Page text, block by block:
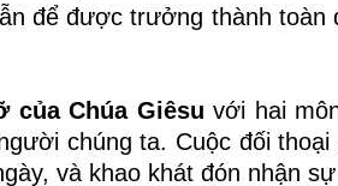
để được trưởng thành
của Chúa Giêsu với hai
chúng ta. Cuộc đối
và khao khát đón nhận